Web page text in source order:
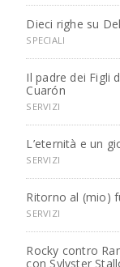
Dieci righe su
SPECIALI
Il padre dei Figli
Cuarón
SERVIZI
L’eternità e un
SERVIZI
Ritorno al (mio)
SERVIZI
Rocky contro
con Sylvster